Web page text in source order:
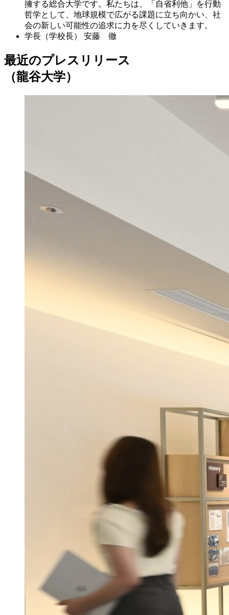
擁する総合大学です。私たちは、「自省利他」を行動
哲学として、地球規模で広がる課題に立ち向かい、社
会の新しい可能性の追求に力を尽くしていきます。
学長（学校長）
安藤 徹
最近のプレスリリース
（龍谷大学）